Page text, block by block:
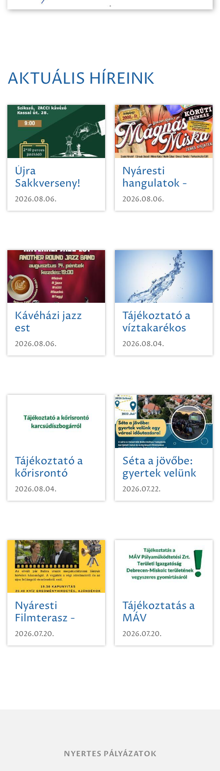
AKTUÁLIS HÍREINK
Újra
Sakkverseny!
2026.08.06.
Nyáresti
hangulatok -
Mágnás Miska
2026.08.06.
Kávéházi jazz
est
2026.08.06.
Tájékoztató a
víztakarékos
vízhasználatról
2026.08.04.
Tájékoztató a
kőrisrontó
karcsúdíszbogárról
2026.08.04.
Séta a jövőbe:
gyertek velünk
egy városi
időutazásra!
2026.07.22.
Nyáresti
Filmterasz -
Beugró a
Paradicsomba
2026.07.20.
Tájékoztatás a
MÁV
Pályaműködtetési
Zrt. Területi
2026.07.20.
NYERTES PÁLYÁZATOK